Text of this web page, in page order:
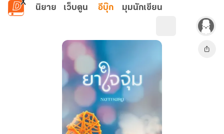
ข้ามไปยังเนื้อหาหลัก
นิยาย เว็บตูน อีบุ๊ก มุมนักเขียน